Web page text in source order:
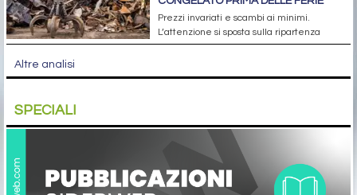
Prezzi invariati e scambi ai minimi.
L’attenzione si sposta sulla ripartenza
Altre analisi
SPECIALI